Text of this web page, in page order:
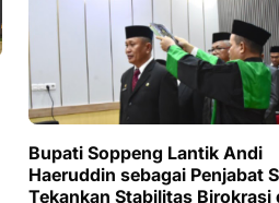
Bupati Soppeng Lantik Andi
Haeruddin sebagai Penjabat
Tekankan Stabilitas Birokrasi